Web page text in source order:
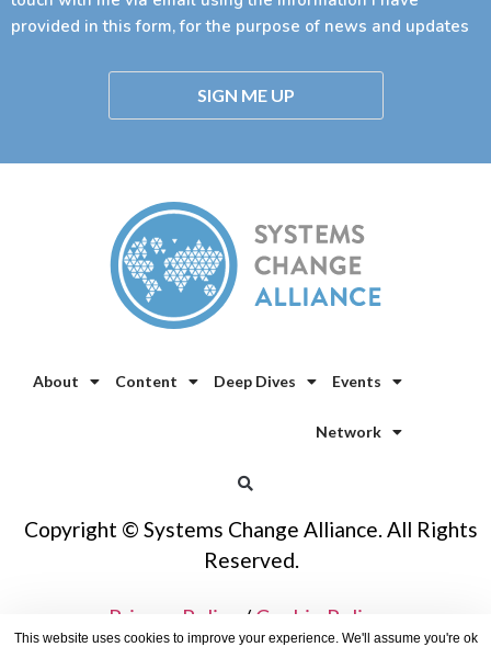
provided in this form, for the purpose of news and updates
SIGN ME UP
About Content Deep Dives Events
Network
Copyright © Systems Change Alliance. All Rights
Reserved.
Privacy Policy /Cookie Policy
This website uses cookies to improve your experience. We'll assume you're ok